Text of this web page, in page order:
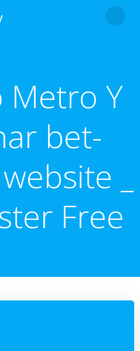
Metro Y
bet-
_
Free